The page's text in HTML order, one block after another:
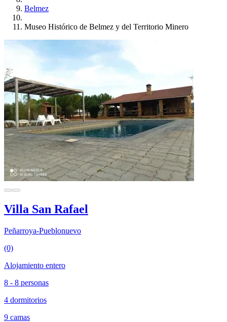
Belmez
Museo Histórico de Belmez y del Territorio Minero
Villa San Rafael
Peñarroya-Pueblonuevo
(0)
Alojamiento entero
8 - 8 personas
4 dormitorios
9 camas